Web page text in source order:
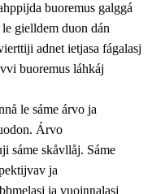
buoremus galggá
gielldem duon dán
adnet ietjasa fágalasj
buoremus láhkáj
le sáme árvo ja
Árvo
sáme skåvllåj. Sáme
ja
ja vuojŋŋalasj